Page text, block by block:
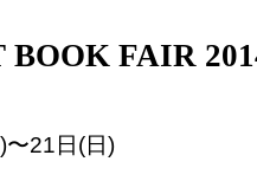
FAIR
21日(日)